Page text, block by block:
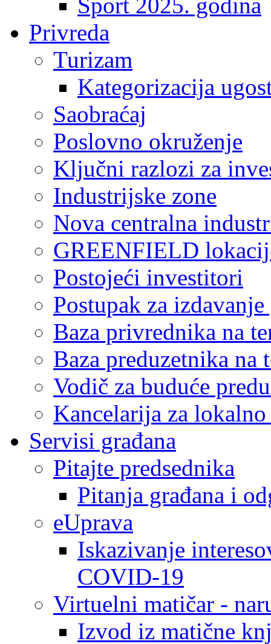
Privreda
Turizam
Kategorizacija
Saobraćaj
Poslovno okruženje
Ključni razlozi za
Industrijske zone
Nova centralna
GREENFIELD
Postojeći investitori
Postupak za
Baza privrednika na
Baza preduzetnika
Vodič za buduće
Kancelarija za
Servisi građana
Pitajte predsednika
Pitanja građana i
eUprava
Iskazivanje
COVID-19
Virtuelni matičar -
Izvod iz matične